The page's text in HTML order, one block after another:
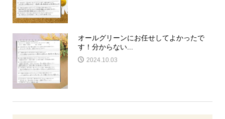
オールグリーンにお任せしてよかったで
す！分からない...
2024.10.03